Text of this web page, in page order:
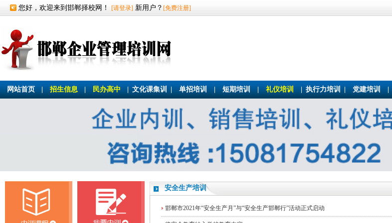
您好，欢迎来到邯郸择校网！ [请登录] 新用户？ [免费注册]
网站首页 招生信息 民办高中 文化课集训 单招培训 短期培训 礼仪培训 执行力培训 党建培训
安全生产培训
邯郸市2021年“安全生产月”与“安全生产邯郸行”活动正式启动